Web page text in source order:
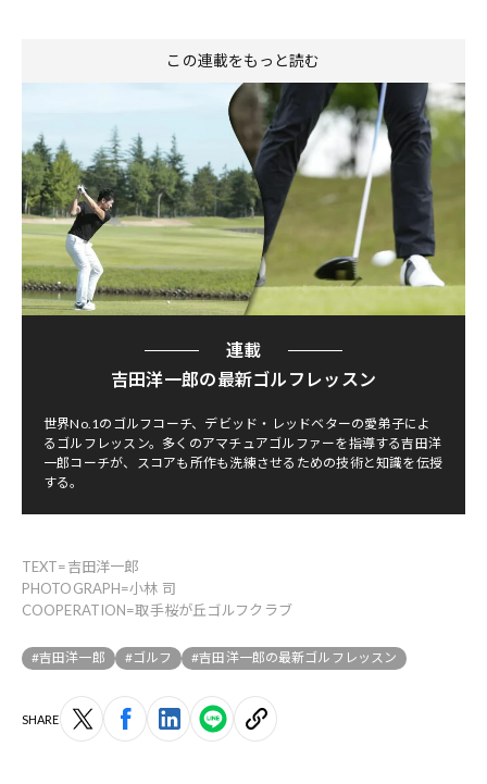
この連載をもっと読む
連載
吉田洋一郎の最新ゴルフレッスン
世界No.1のゴルフコーチ、デビッド・レッドベターの愛弟子によ
るゴルフレッスン。多くのアマチュアゴルファーを指導する吉田洋
一郎コーチが、スコアも所作も洗練させるための技術と知識を伝授
する。
TEXT=吉田洋一郎
PHOTOGRAPH=小林 司
COOPERATION=取手桜が丘ゴルフクラブ
#吉田洋一郎 #ゴルフ #吉田洋一郎の最新ゴルフレッスン
SHARE